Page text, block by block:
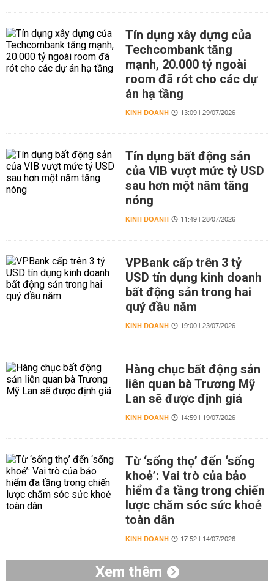
Tín dụng xây dựng của
Techcombank tăng
mạnh, 20.000 tỷ ngoài
room đã rót cho các dự
án hạ tầng
KINH DOANH 13:09 | 29/07/2026
Tín dụng bất động sản
của VIB vượt mức tỷ USD
sau hơn một năm tăng
nóng
KINH DOANH 11:49 | 28/07/2026
VPBank cấp trên 3 tỷ
USD tín dụng kinh doanh
bất động sản trong hai
quý đầu năm
KINH DOANH 19:00 | 23/07/2026
Hàng chục bất động sản
liên quan bà Trương Mỹ
Lan sẽ được định giá
KINH DOANH 14:59 | 19/07/2026
Từ ‘sống thọ’ đến ‘sống
khoẻ’: Vai trò của bảo
hiểm đa tầng trong chiến
lược chăm sóc sức khoẻ
toàn dân
KINH DOANH 17:52 | 14/07/2026
Xem thêm